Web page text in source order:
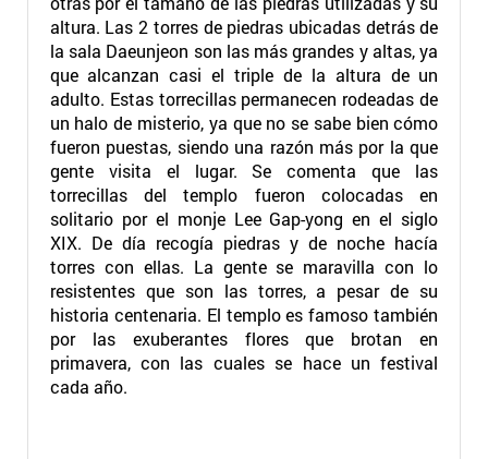
altura. Las 2 torres de piedras ubicadas detrás de
la sala Daeunjeon son las más grandes y altas, ya
que alcanzan casi el triple de la altura de un
adulto. Estas torrecillas permanecen rodeadas de
un halo de misterio, ya que no se sabe bien cómo
fueron puestas, siendo una razón más por la que
gente visita el lugar. Se comenta que las
torrecillas del templo fueron colocadas en
solitario por el monje Lee Gap-yong en el siglo
XIX. De día recogía piedras y de noche hacía
torres con ellas. La gente se maravilla con lo
resistentes que son las torres, a pesar de su
historia centenaria. El templo es famoso también
por las exuberantes flores que brotan en
primavera, con las cuales se hace un festival
cada año.